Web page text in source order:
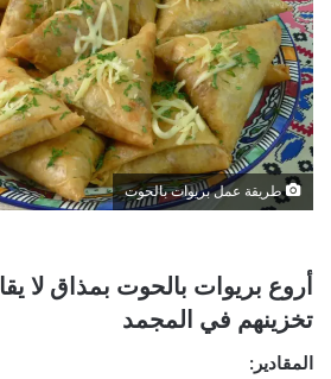
طريقة عمل بريوات بالحوت
أروع بريوات بالحوت بمذاق لا
تخزينهم في المجمد
المقادير: